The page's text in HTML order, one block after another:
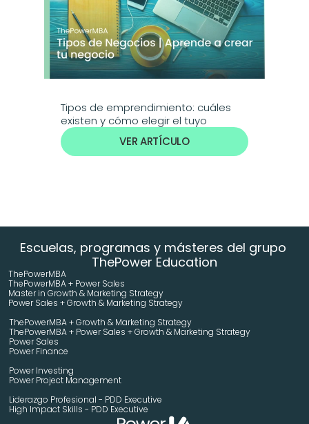
Tipos de emprendimiento: cuáles
existen y cómo elegir el tuyo
VER ARTÍCULO
Escuelas, programas y másteres del grupo
ThePower Education
ThePowerMBA
ThePowerMBA + Power Sales
Master in Growth & Marketing Strategy
Power Sales + Growth & Marketing Strategy
ThePowerMBA + Growth & Marketing Strategy
ThePowerMBA + Power Sales + Growth & Marketing Strategy
Power Sales
Power Finance
Power Investing
Power Project Management
Liderazgo Profesional - PDD Executive
High Impact Skills - PDD Executive